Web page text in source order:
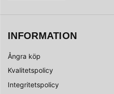
INFORMATION
Ångra köp
Kvalitetspolicy
Integritetspolicy